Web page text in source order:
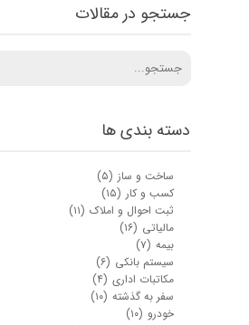
دسته بندی ها
ساخت و ساز (۵)
کسب و کار (۱۵)
ثبت احوال و املاک (۱۱)
مالیاتی (۱۶)
بیمه (۷)
سیستم بانکی (۶)
مکاتبات اداری (۴)
سفر به گذشته (۱۰)
خودرو (۱۰)
جستجو در مقالات